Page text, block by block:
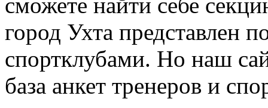
город Ухта представлен
спортклубами. Но наш
база анкет тренеров и